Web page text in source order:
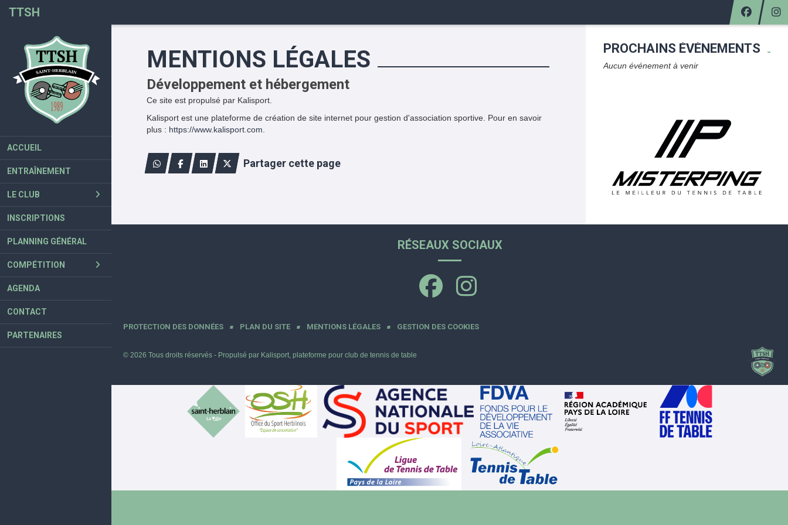
TTSH
ACCUEIL
ENTRAÎNEMENT
LE CLUB
INSCRIPTIONS
PLANNING GÉNÉRAL
COMPÉTITION
AGENDA
CONTACT
PARTENAIRES
MENTIONS LÉGALES
Développement et hébergement
Ce site est propulsé par Kalisport.
Kalisport est une plateforme de création de site internet pour gestion d'association sportive. Pour en savoir
plus : https://www.kalisport.com
Partager cette page
PROCHAINS ÉVÈNEMENTS
Aucun événement à venir
RÉSEAUX SOCIAUX
PROTECTION DES DONNÉES PLAN DU SITE MENTIONS LÉGALES GESTION DES COOKIES
© 2026 Tous droits réservés - Propulsé par Kalisport, plateforme pour club de tennis de table
Panneau de gestion des cookies